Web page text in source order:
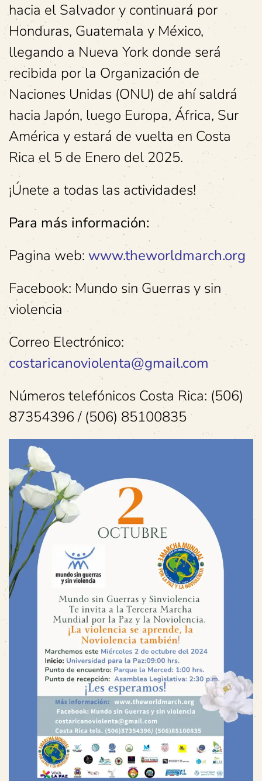
hacia el Salvador y continuará por
Honduras, Guatemala y México,
llegando a Nueva York donde será
recibida por la Organización de
Naciones Unidas (ONU) de ahí saldrá
hacia Japón, luego Europa, África, Sur
América y estará de vuelta en Costa
Rica el 5 de Enero del 2025.
¡Únete a todas las actividades!
Para más información:
Pagina web: www.theworldmarch.org
Facebook: Mundo sin Guerras y sin
violencia
Correo Electrónico:
costaricanoviolenta@gmail.com
Números telefónicos Costa Rica: (506)
87354396 / (506) 85100835